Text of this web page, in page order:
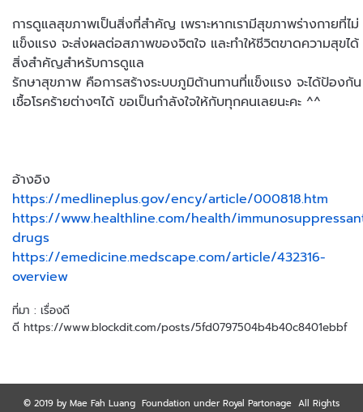
การดูแลสุขภาพเป็นสิ่งที่สำคัญ เพราะหากเรามีสุขภาพร่างกายที่ไม่
แข็งแรง จะส่งผลต่อสภาพของจิตใจ และทำให้ชีวิตขาดความสุขได้
สิ่งสำคัญสำหรับการดูแล
รักษาสุขภาพ คือการสร้างระบบภูมิต้านทานที่แข็งแรง จะได้ป้องกัน
เชื้อโรคร้ายต่างๆได้ ขอเป็นกำลังใจให้กับทุกคนเลยนะคะ ^^
อ้างอิง
https://medlineplus.gov/ency/article/000818.htm
https://www.healthline.com/health/
drugs
https://emedicine.medscape.com/article/432316-
overview
ที่มา : เรื่องดี
ดี https://www.blockdit.com/posts/5fd0797504b4b40c8401ebbf
© 2019 by Mae Fah Luang Foundation under Royal Partonage All Rights